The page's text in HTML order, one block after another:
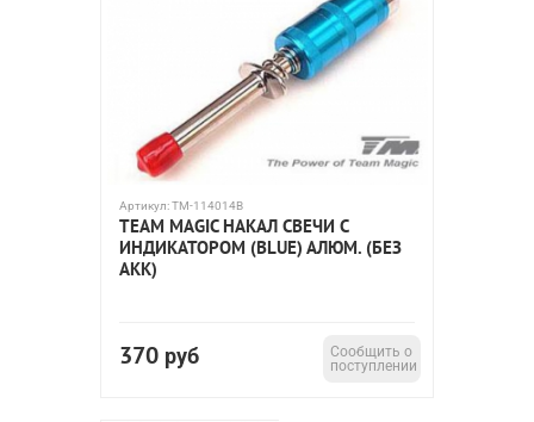
Артикул:TM-114014B
TEAM MAGIC НАКАЛ СВЕЧИ С
ИНДИКАТОРОМ (BLUE) АЛЮМ. (БЕЗ
АКК)
370 руб
Сообщить о
поступлении